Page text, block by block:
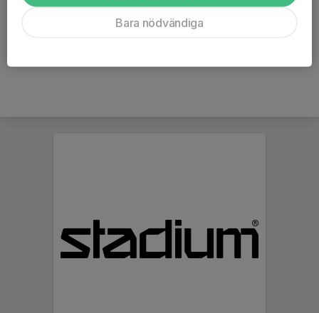
plats på sommarens stora höjdpunkt, som alltid veckan innan...
Bara nödvändiga